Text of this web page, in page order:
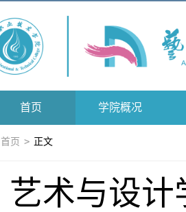
首页 学院概况
首页 > 正文
艺术与设计